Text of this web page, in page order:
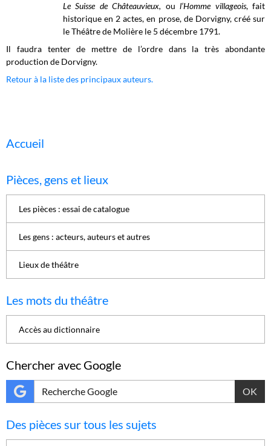
Le Suisse de Châteauvieux, ou l’Homme villageois, fait
historique en 2 actes, en prose, de Dorvigny, créé sur
le Théâtre de Molière le 5 décembre 1791.
Il faudra tenter de mettre de l’ordre dans la très abondante
production de Dorvigny.
Retour à la liste des principaux auteurs.
Accueil
Pièces, gens et lieux
Les pièces : essai de catalogue
Les gens : acteurs, auteurs et autres
Lieux de théâtre
Les mots du théâtre
Accès au dictionnaire
Chercher avec Google
OK
Des pièces sur tous les sujets